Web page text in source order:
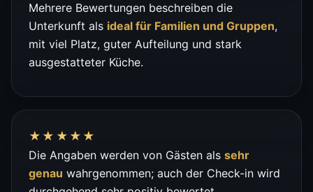
Mehrere Bewertungen beschreiben die
Unterkunft als ideal für Familien und Gruppen,
mit viel Platz, guter Aufteilung und stark
ausgestatteter Küche.
★★★★★
Die Angaben werden von Gästen als sehr
genau wahrgenommen; auch der Check-in wird